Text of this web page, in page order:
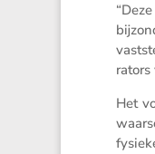
ra­tors
Het